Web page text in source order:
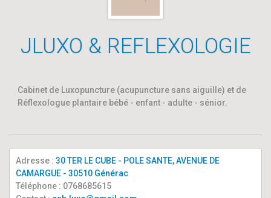
JLUXO & REFLEXOLOGIE
Cabinet de Luxopuncture (acupuncture sans aiguille) et de
Réflexologue plantaire bébé - enfant - adulte - sénior.
Adresse : 30 TER LE CUBE - POLE SANTE, AVENUE DE
CAMARGUE - 30510 Générac
Téléphone : 0768685615